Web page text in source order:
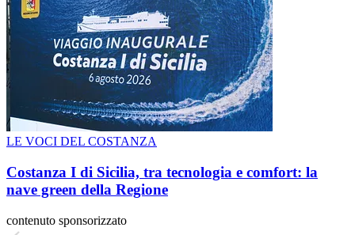
LE VOCI DEL COSTANZA
Costanza I di Sicilia, tra tecnologia e comfort: la
nave green della Regione
contenuto sponsorizzato